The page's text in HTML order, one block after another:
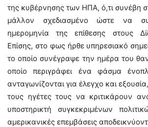
της κυβέρνησης των ΗΠΑ, ό,τι συνέβη
μάλλον σχεδιασμένο ώστε να
ημερομηνία της επίθεσης στους
Επίσης, στο φως ήρθε υπηρεσιακό
το οποίο συνέγραψε την ημέρα του
οποίο περιγράφει ένα φάσμα
ανταγωνίζονται για έλεγχο και
τους ηγέτες τους να κριτικάρουν
υποστηρικτή συγκεκριμένων
αμερικανικές επεμβάσεις